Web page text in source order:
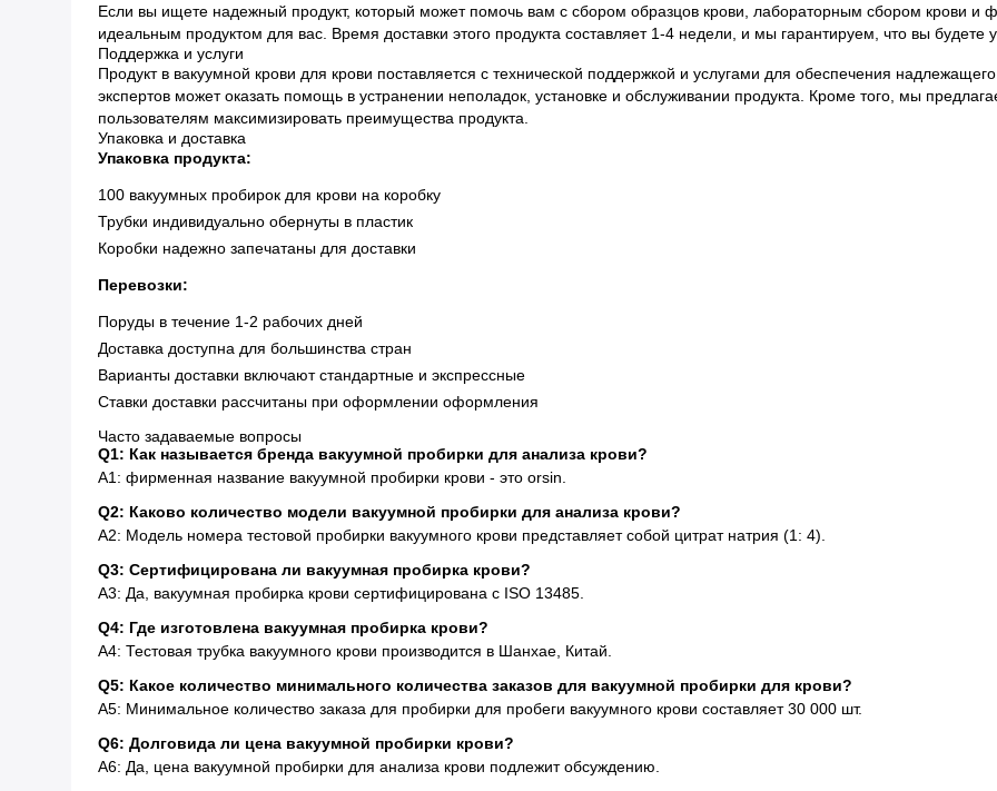
Если вы ищете надежный продукт, который может помочь вам с сбором образцов крови, лабораторным сбором крови и
идеальным продуктом для вас. Время доставки этого продукта составляет 1-4 недели, и мы гарантируем, что вы будете
Поддержка и услуги
Продукт в вакуумной крови для крови поставляется с технической поддержкой и услугами для обеспечения
экспертов может оказать помощь в устранении неполадок, установке и обслуживании продукта. Кроме того, мы
пользователям максимизировать преимущества продукта.
Упаковка и доставка
Упаковка продукта:
100 вакуумных пробирок для крови на коробку
Трубки индивидуально обернуты в пластик
Коробки надежно запечатаны для доставки
Перевозки:
Поруды в течение 1-2 рабочих дней
Доставка доступна для большинства стран
Варианты доставки включают стандартные и экспрессные
Ставки доставки рассчитаны при оформлении оформления
Часто задаваемые вопросы
Q1: Как называется бренда вакуумной пробирки для анализа крови?
A1: фирменная название вакуумной пробирки крови - это orsin.
Q2: Каково количество модели вакуумной пробирки для анализа крови?
A2: Модель номера тестовой пробирки вакуумного крови представляет собой цитрат натрия (1: 4).
Q3: Сертифицирована ли вакуумная пробирка крови?
A3: Да, вакуумная пробирка крови сертифицирована с ISO 13485.
Q4: Где изготовлена ​​вакуумная пробирка крови?
A4: Тестовая трубка вакуумного крови производится в Шанхае, Китай.
Q5: Какое количество минимального количества заказов для вакуумной пробирки для крови?
A5: Минимальное количество заказа для пробирки для пробеги вакуумного крови составляет 30 000 шт.
Q6: Долговида ли цена вакуумной пробирки крови?
A6: Да, цена вакуумной пробирки для анализа крови подлежит обсуждению.